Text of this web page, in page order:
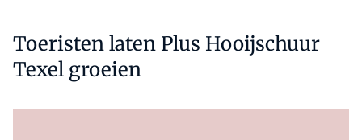
Toeristen laten Plus Hooijschuur
Texel groeien